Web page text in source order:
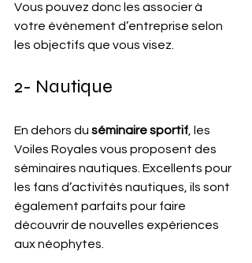
Vous pouvez donc les associer à
votre événement d’entreprise selon
les objectifs que vous visez.
2- Nautique
En dehors du séminaire sportif , les
Voiles Royales vous proposent des
séminaires nautiques. Excellents pour
les fans d’activités nautiques, ils sont
également parfaits pour faire
découvrir de nouvelles expériences
aux néophytes.